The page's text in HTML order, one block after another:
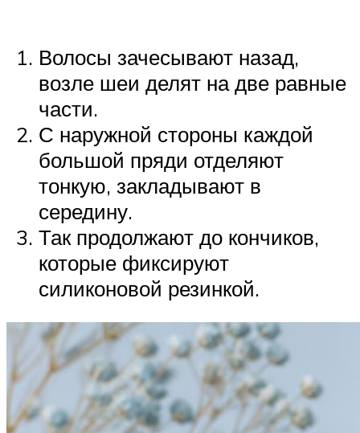
Волосы зачесывают назад,
возле шеи делят на две равные
части.
С наружной стороны каждой
большой пряди отделяют
тонкую, закладывают в
середину.
Так продолжают до кончиков,
которые фиксируют
силиконовой резинкой.